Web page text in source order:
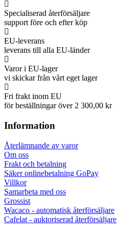
Specialiserad återförsäljare
support före och efter köp
EU-leverans
leverans till alla EU-länder
Varor i EU-lager
vi skickar från vårt eget lager
Fri frakt inom EU
för beställningar över 2 300,00 kr
Information
Återlämnande av varor
Om oss
Frakt och betalning
Säker onlinebetalning GoPay
Villkor
Samarbeta med oss
Grossist
Wacaco - automatisk återförsäljare
Cafelat - auktoriserad återförsäljare